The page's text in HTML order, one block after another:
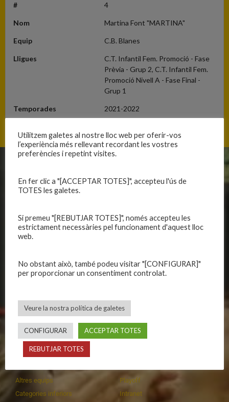
# 4
Nom Martina Font "MARTINA"
Equip C.B. Blanes
Lligues
C.T. Infantil Fem. Promoció - Fase
Prèvia - Grup 2, C.T. Infantil Fem.
Promoció Nivell A - Fase Final -
Grup 1
Temporades 2021-2022
Història
Publicacions
Avís legal
Privadesa a les xarxes
Equips masculins
Equips femenins
Patrocinadors
CALENDARIS
Primer Equip Masculí
Primer Equip Femení
Equips federats
Altres equips
Categories inferiors
INFORMACIONS
Actualitat
Inscripcions
Playoff
Intranet
Utilitzem galetes al nostre lloc web per oferir-vos
l’experiència més rellevant recordant les vostres
preferències i repetint visites.
En fer clic a "[ACCEPTAR TOTES]", accepteu l'ús de
TOTES les galetes.
Si premeu "[REBUTJAR TOTES]", només accepteu les
estrictament necessàries pel funcionament d'aquest lloc
web.
No obstant això, també podeu visitar "[CONFIGURAR]"
per proporcionar un consentiment controlat.
Veure la nostra política de galetes
CONFIGURAR ACCEPTAR TOTES
REBUTJAR TOTES